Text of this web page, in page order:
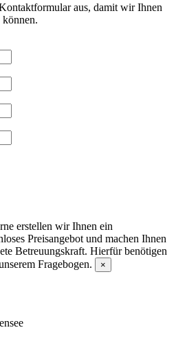
aus, damit wir Ihnen
können.
erstellen wir Ihnen ein
Preisangebot und machen Ihnen
Betreuungskraft. Hierfür benötigen
Fragebogen.
×